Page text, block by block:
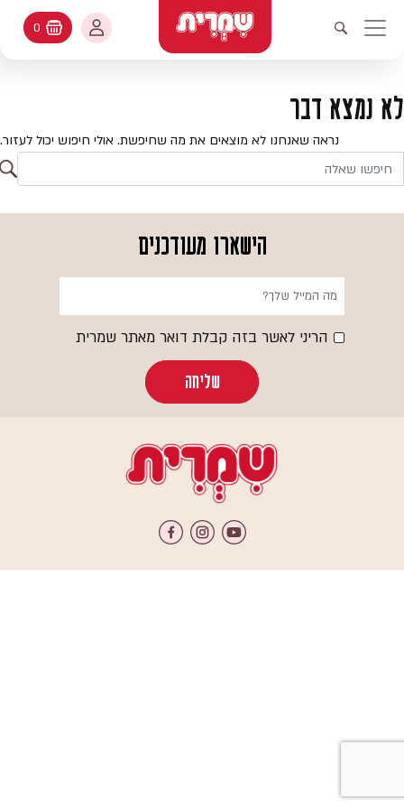
ניווט ראשי
פתיחת חיפוש
עולמות האפיה
מתכונים
קטלוג המוצרים
שאלות ותשובות
החשבון שלי
החשבון שלי
היסטורית הזמנות
עדכן סיסמה
עגלת קניות
0
לא נמצא דבר
נראה שאנחנו לא מוצאים את מה שחיפשת. אולי חיפוש יכול לעזור.
הישארו מעודכנים
הריני לאשר בזה קבלת דואר מאתר שמרית
שליחה